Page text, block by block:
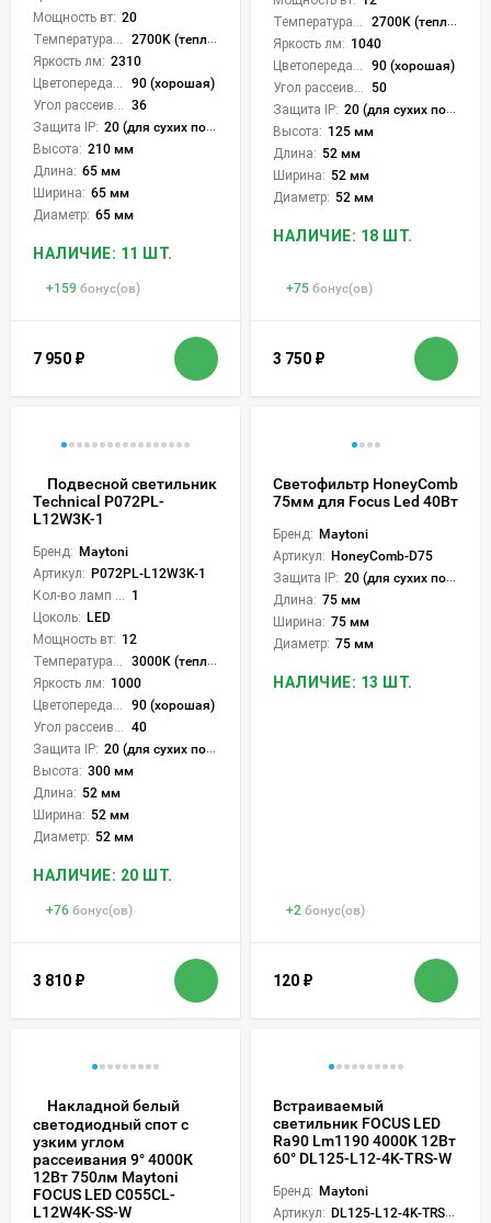
Мощность вт: 20
Температура света:
2700K (теплый), 3000K (теплый), 4000K (нейтральный), CCT механическое переключение
Яркость лм: 2310
Цветопередача (CRI):
90 (хорошая)
Угол рассеивания света °: 36
Защита IP: 20 (для сухих пом.)
Высота: 210 мм
Длина: 65 мм
Ширина: 65 мм
Диаметр: 65 мм
НАЛИЧИЕ: 11 ШТ.
+159 бонус(ов)
7 950 ₽
Температура света:
2700K (теплый)
Яркость лм: 1040
Цветопередача (CRI):
90 (хорошая)
Угол рассеивания света °: 50
Защита IP: 20 (для сухих пом.)
Высота: 125 мм
Длина: 52 мм
Ширина: 52 мм
Диаметр: 52 мм
НАЛИЧИЕ: 18 ШТ.
+75 бонус(ов)
3 750 ₽
Подвесной светильник
Technical P072PL-
L12W3K-1
Бренд: Maytoni
Артикул: P072PL-L12W3K-1
Кол-во ламп или LED: 1
Цоколь: LED
Мощность вт: 12
Температура света:
3000K (теплый)
Яркость лм: 1000
Цветопередача (CRI):
90 (хорошая)
Угол рассеивания света °: 40
Защита IP: 20 (для сухих пом.)
Высота: 300 мм
Длина: 52 мм
Ширина: 52 мм
Диаметр: 52 мм
НАЛИЧИЕ: 20 ШТ.
+76 бонус(ов)
3 810 ₽
Светофильтр HoneyComb
75мм для Focus Led 40Вт
Бренд: Maytoni
Артикул: HoneyComb-D75
Защита IP: 20 (для сухих пом.)
Длина: 75 мм
Ширина: 75 мм
Диаметр: 75 мм
НАЛИЧИЕ: 13 ШТ.
+2 бонус(ов)
120 ₽
Накладной белый
светодиодный спот с
узким углом
рассеивания 9° 4000К
12Вт 750лм Maytoni
FOCUS LED C055CL-
L12W4K-SS-W
Встраиваемый
светильник FOCUS LED
Ra90 Lm1190 4000K 12Вт
60° DL125-L12-4K-TRS-W
Бренд: Maytoni
Артикул: DL125-L12-4K-TRS-W